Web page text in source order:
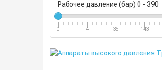
Рабочее давление (бар) 0 - 390
0 4 35 143